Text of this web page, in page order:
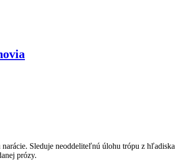
Sleduje neoddeliteľnú úlohu trópu z hľadiska
prózy.